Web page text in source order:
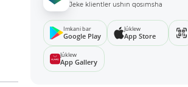
Jeke klientler ushın qosımsha
Imkani bar
Google Play
Júklew
App Store
Júklew
App Gallery